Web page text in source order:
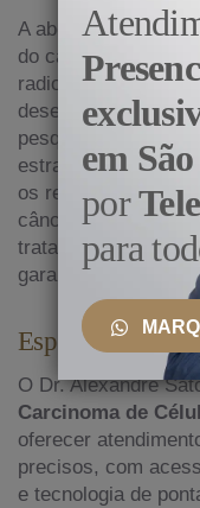
A abordagem
do câncer de rim,
radiologistas e
desenvolver o
pesquisa contínua
estratégias
os resultados e a
câncer renal. O
tratamento é crucial
garantir a saúde a
Especialista em
O Dr. Alexandre
Carcinoma de
oferecer
precisos, com
e tecnologia de
em
por
para